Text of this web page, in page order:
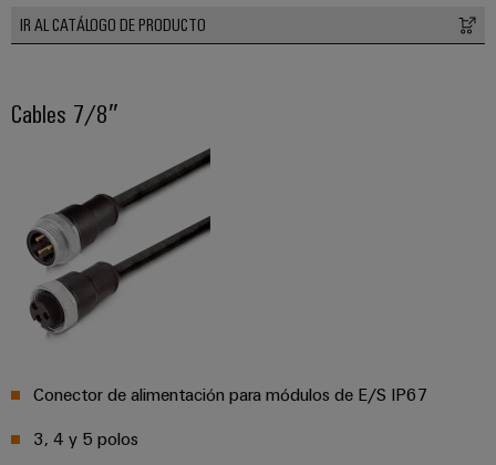
IR AL CATÁLOGO DE PRODUCTO
Cables 7/8″
Conector de alimentación para módulos de E/S IP67
3, 4 y 5 polos